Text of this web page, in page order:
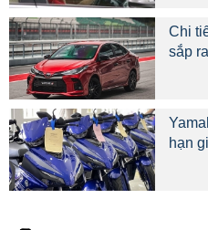
Chi
sắp
hạn